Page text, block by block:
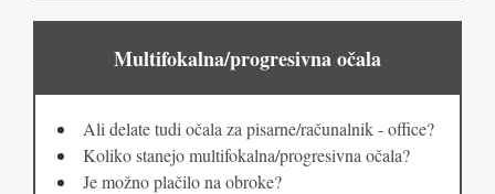
Multifokalna/progresivna očala
Ali delate tudi očala za pisarne/računalnik - office?
Koliko stanejo multifokalna/progresivna očala?
Je možno plačilo na obroke?